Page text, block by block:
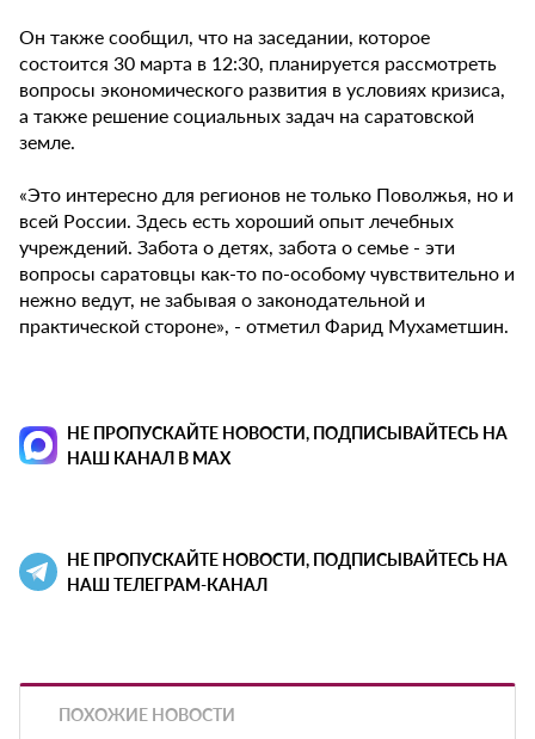
Он также сообщил, что на заседании, которое
состоится 30 марта в 12:30, планируется рассмотреть
вопросы экономического развития в условиях кризиса,
а также решение социальных задач на саратовской
земле.
«Это интересно для регионов не только Поволжья, но и
всей России. Здесь есть хороший опыт лечебных
учреждений. Забота о детях, забота о семье - эти
вопросы саратовцы как-то по-особому чувствительно и
нежно ведут, не забывая о законодательной и
практической стороне», - отметил Фарид Мухаметшин.
НЕ ПРОПУСКАЙТЕ НОВОСТИ, ПОДПИСЫВАЙТЕСЬ НА
НАШ КАНАЛ В MAX
НЕ ПРОПУСКАЙТЕ НОВОСТИ, ПОДПИСЫВАЙТЕСЬ НА
НАШ ТЕЛЕГРАМ-КАНАЛ
ПОХОЖИЕ НОВОСТИ